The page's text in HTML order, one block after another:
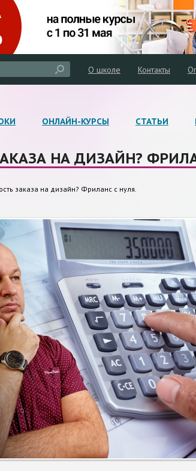
О школе Контакты
ОНЛАЙН-КУРСЫ СТАТЬИ
НА ДИЗАЙН?
заказа на дизайн? Фриланс с нуля.